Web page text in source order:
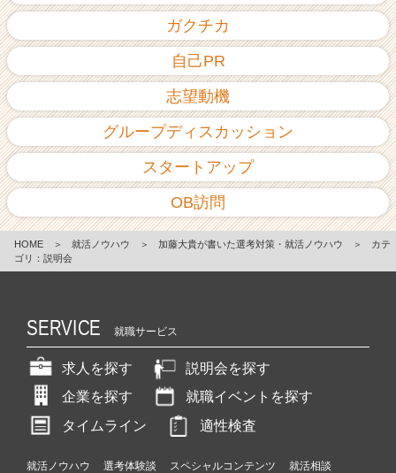
ガクチカ
自己PR
志望動機
グループディスカッション
スタートアップ
OB訪問
HOME ＞ 就活ノウハウ ＞ 加藤大貴が書いた選考対策・就活ノウハウ ＞
カテ
ゴリ：説明会
SERVICE 就職サービス
求人を探す
説明会を探す
企業を探す
就職イベントを探す
タイムライン
適性検査
就活ノウハウ 選考体験談 スペシャルコンテンツ
就活相談